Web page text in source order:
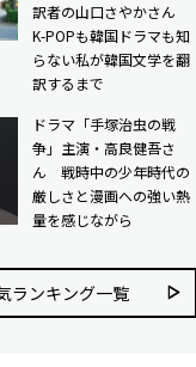
訳者の山口さやかさん
K-POPも韓国ドラマも知
らない私が韓国文学を翻
訳するまで
ドラマ「手塚治虫の戦
争」主演・高良健吾さ
ん 戦時中の少年時代の
厳しさと漫画への強い熱
量を感じながら
ランキング⼀覧